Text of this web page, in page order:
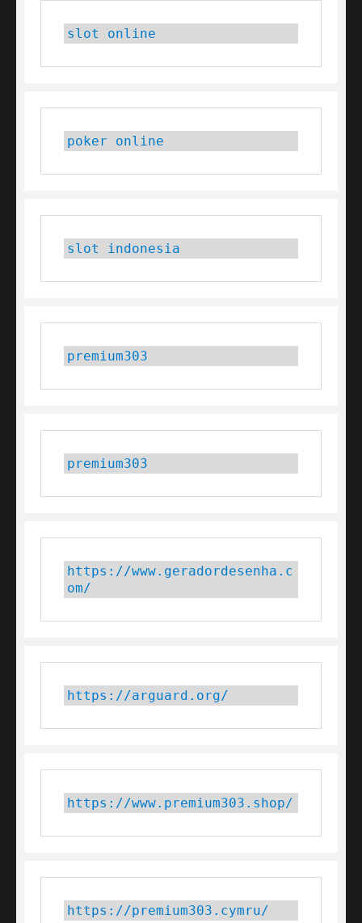
slot online
poker online
slot indonesia
premium303
premium303
https://www.geradordesenha.c
om/
https://arguard.org/
https://www.premium303.shop/
https://premium303.cymru/